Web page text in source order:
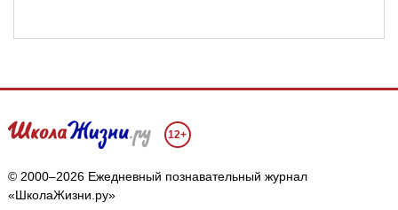
12+
© 2000–2026 Ежедневный познавательный журнал
«ШколаЖизни.ру»